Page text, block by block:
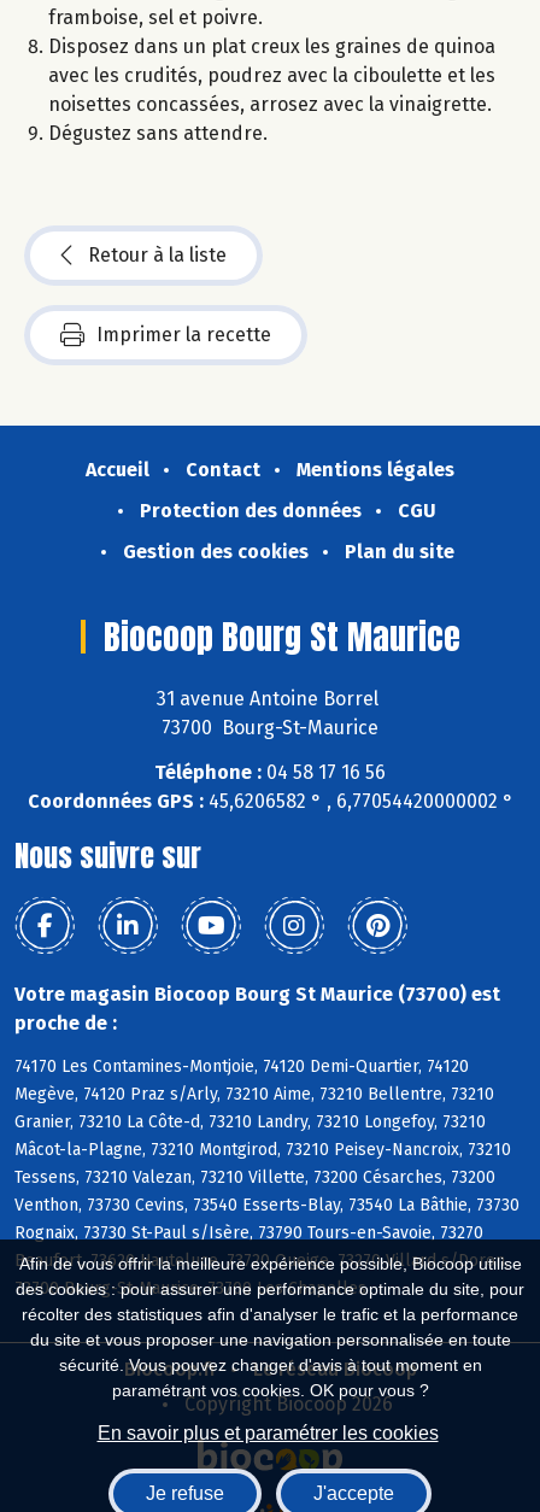
Afin de vous offrir la meilleure expérience possible, Biocoop utilise
des cookies : pour assurer une performance optimale du site, pour
récolter des statistiques afin d'analyser le trafic et la performance
du site et vous proposer une navigation personnalisée en toute
sécurité. Vous pouvez changer d'avis à tout moment en
paramétrant vos cookies. OK pour vous ?
En savoir plus et paramétrer les cookies
Je refuse J'accepte
framboise, sel et poivre.
Disposez dans un plat creux les graines de quinoa
avec les crudités, poudrez avec la ciboulette et les
noisettes concassées, arrosez avec la vinaigrette.
Dégustez sans attendre.
Retour à la liste
Imprimer la recette
Accueil Contact
Mentions légales
Protection des données
CGU
Gestion des cookies
Plan du site
Biocoop Bourg St Maurice
31 avenue Antoine Borrel
73700 Bourg-St-Maurice
Téléphone : 04 58 17 16 56
Coordonnées GPS :45,6206582 ° , 6,77054420000002 °
Nous suivre sur
Votre magasin Biocoop Bourg St Maurice (73700) est
proche de :
74170 Les Contamines-Montjoie, 74120 Demi-Quartier, 74120
Megève, 74120 Praz s/Arly, 73210 Aime, 73210 Bellentre, 73210
Granier, 73210 La Côte-d, 73210 Landry, 73210 Longefoy, 73210
Mâcot-la-Plagne, 73210 Montgirod, 73210 Peisey-Nancroix, 73210
Tessens, 73210 Valezan, 73210 Villette, 73200 Césarches, 73200
Venthon, 73730 Cevins, 73540 Esserts-Blay, 73540 La Bâthie, 73730
Rognaix, 73730 St-Paul s/Isère, 73790 Tours-en-Savoie, 73270
Beaufort, 73620 Hauteluce, 73720 Queige, 73270 Villard s/Doron,
73700 Bourg-St-Maurice, 73700 Les Chapelles
Biocoop.fr
Le réseau Biocoop
Copyright Biocoop 2026